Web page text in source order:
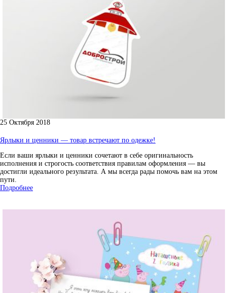
25 Октября 2018
Ярлыки и ценники — товар встречают по одежке!
Если ваши ярлыки и ценники сочетают в себе оригинальность
исполнения и строгость соответствия правилам оформления — вы
достигли идеального результата. А мы всегда рады помочь вам на этом
пути.
Подробнее